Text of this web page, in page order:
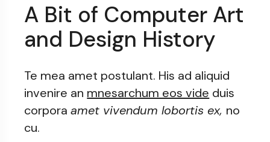
A Bit of Computer Art
and Design History
Te mea amet postulant. His ad aliquid
invenire an mnesarchum eos vide duis
corporaamet vivendum lobortis ex, no
cu.